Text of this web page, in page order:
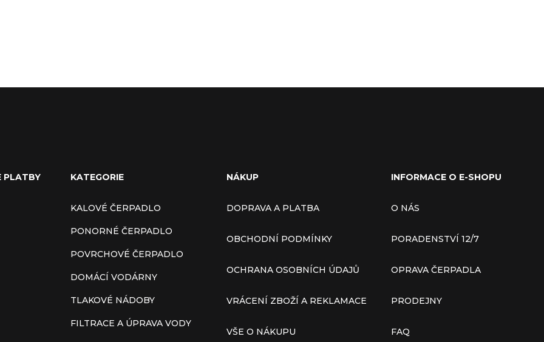
PLATBY KATEGORIE
KALOVÉ ČERPADLO
PONORNÉ ČERPADLO
POVRCHOVÉ ČERPADLO
DOMÁCÍ VODÁRNY
TLAKOVÉ NÁDOBY
FILTRACE A ÚPRAVA VODY
NÁKUP
DOPRAVA A PLATBA
OBCHODNÍ PODMÍNKY
OCHRANA OSOBNÍCH ÚDAJŮ
VRÁCENÍ ZBOŽÍ A REKLAMACE
VŠE O NÁKUPU
INFORMACE O E-SHOPU
O NÁS
PORADENSTVÍ 12/7
OPRAVA ČERPADLA
PRODEJNY
FAQ